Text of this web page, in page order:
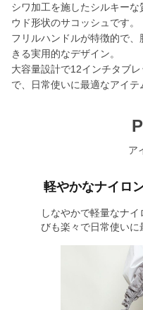
シワ加工を施したシルキー
ウド形状のサコッシュです。
フリルハンドルが特徴的で
きる実用的なデザイン。
大容量設計で12インチタブ
で、日常使いに最適なアイテ
ア
軽やかなナイロ
しなやかで軽量なナ
びも楽々で日常使いに